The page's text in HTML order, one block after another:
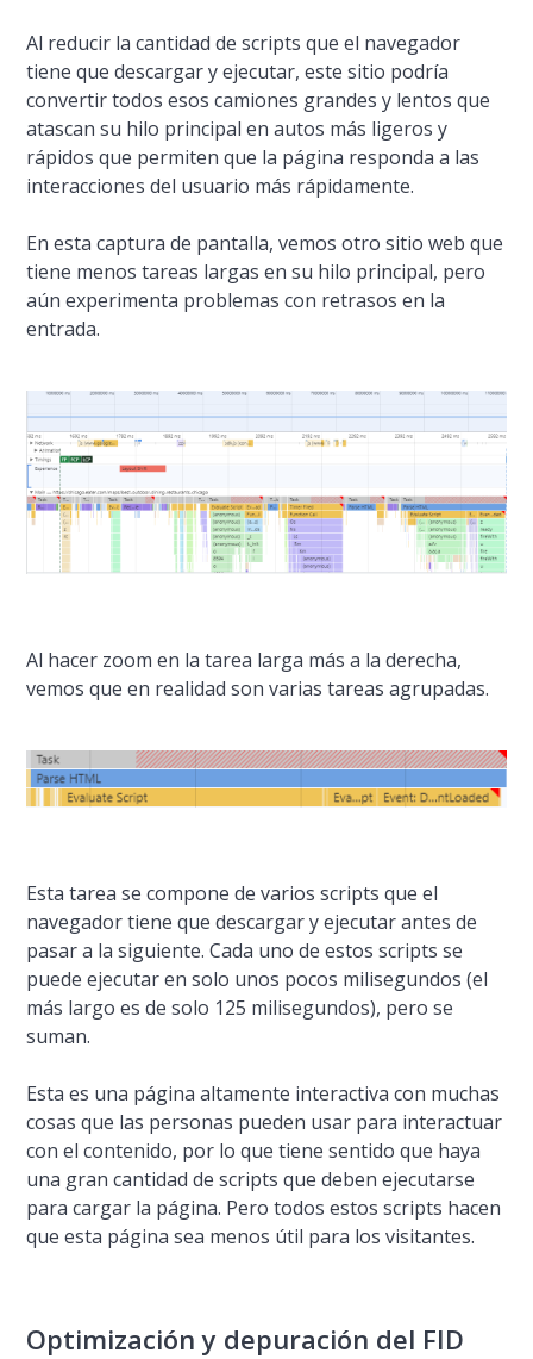
Al reducir la cantidad de scripts que el navegador
tiene que descargar y ejecutar, este sitio podría
convertir todos esos camiones grandes y lentos que
atascan su hilo principal en autos más ligeros y
rápidos que permiten que la página responda a las
interacciones del usuario más rápidamente.
En esta captura de pantalla, vemos otro sitio web que
tiene menos tareas largas en su hilo principal, pero
aún experimenta problemas con retrasos en la
entrada.
Al hacer zoom en la tarea larga más a la derecha,
vemos que en realidad son varias tareas agrupadas.
Esta tarea se compone de varios scripts que el
navegador tiene que descargar y ejecutar antes de
pasar a la siguiente. Cada uno de estos scripts se
puede ejecutar en solo unos pocos milisegundos (el
más largo es de solo 125 milisegundos), pero se
suman.
Esta es una página altamente interactiva con muchas
cosas que las personas pueden usar para interactuar
con el contenido, por lo que tiene sentido que haya
una gran cantidad de scripts que deben ejecutarse
para cargar la página. Pero todos estos scripts hacen
que esta página sea menos útil para los visitantes.
Optimización y depuración del FID